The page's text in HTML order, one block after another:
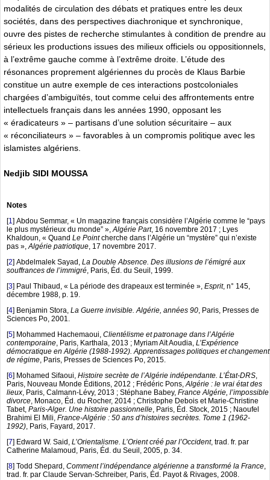
modalités de circulation des débats et pratiques entre les deux
sociétés, dans des perspectives diachronique et synchronique,
ouvre des pistes de recherche stimulantes à condition de prendre au
sérieux les productions issues des milieux officiels ou oppositionnels,
à l’extrême gauche comme à l’extrême droite. L’étude des
résonances proprement algériennes du procès de Klaus Barbie
constitue un autre exemple de ces interactions postcoloniales
chargées d’ambiguïtés, tout comme celui des affrontements entre
intellectuels français dans les années 1990, opposant les
« éradicateurs » – partisans d’une solution sécuritaire – aux
« réconciliateurs » – favorables à un compromis politique avec les
islamistes algériens.
Nedjib SIDI MOUSSA
Notes
[1] Abdou Semmar, « Un magazine français considère l’Algérie comme le “pays
le plus mystérieux du monde” »,Algérie Part, 16 novembre 2017 ; Lyes
Khaldoun, « Quand Le Pointcherche dans l’Algérie un “mystère” qui n’existe
pas »,Algérie patriotique, 17 novembre 2017.
[2] Abdelmalek Sayad, La Double Absence. Des illusions de l’émigré aux
souffrances de l’immigré, Paris, Éd. du Seuil, 1999.
[3] Paul Thibaud, « La période des drapeaux est terminée », Esprit, n° 145,
décembre 1988, p. 19.
[4] Benjamin Stora, La Guerre invisible. Algérie, années 90, Paris, Presses de
Sciences Po, 2001.
[5] Mohammed Hachemaoui, Clientélisme et patronage dans l’Algérie
contemporaine, Paris, Karthala, 2013 ; Myriam Aït Aoudia, L’Expérience
démocratique en Algérie (1988-1992). Apprentissages politiques et changement
de régime, Paris, Presses de Sciences Po, 2015.
[6] Mohamed Sifaoui, Histoire secrète de l’Algérie indépendante. L’État-DRS,
Paris, Nouveau Monde Éditions, 2012 ; Frédéric Pons,Algérie : le vrai état des
lieux, Paris, Calmann-Lévy, 2013 ; Stéphane Babey, France Algérie, l’impossible
divorce, Monaco, Éd. du Rocher, 2014 ; Christophe Debois et Marie-Christine
Tabet, Paris-Alger. Une histoire passionnelle, Paris, Éd. Stock, 2015 ; Naoufel
Brahimi El Mili, France-Algérie : 50 ans d’histoires secrètes. Tome 1 (1962-
1992), Paris, Fayard, 2017.
[7] Edward W. Said, L’Orientalisme. L’Orient créé par l’Occident, trad. fr. par
Catherine Malamoud, Paris, Éd. du Seuil, 2005, p. 34.
[8] Todd Shepard, Comment l’indépendance algérienne a transformé la France,
trad. fr. par Claude Servan-Schreiber, Paris, Éd. Payot & Rivages, 2008.